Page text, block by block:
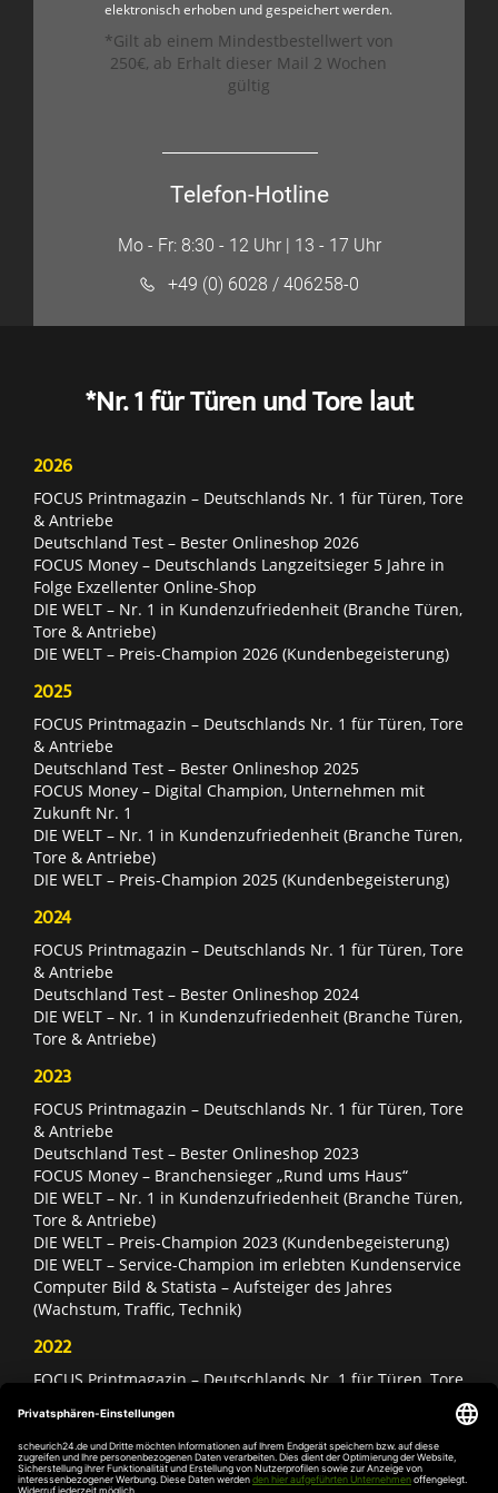
elektronisch erhoben und gespeichert werden.
*Gilt ab einem Mindestbestellwert von
250€, ab Erhalt dieser Mail 2 Wochen
gültig
Telefon-Hotline
Mo - Fr: 8:30 - 12 Uhr | 13 - 17 Uhr
+49 (0) 6028 / 406258-0
*Nr. 1 für Türen und Tore laut
2026
FOCUS Printmagazin – Deutschlands Nr. 1 für Türen, Tore
& Antriebe
Deutschland Test – Bester Onlineshop 2026
FOCUS Money – Deutschlands Langzeitsieger 5 Jahre in
Folge Exzellenter Online-Shop
DIE WELT – Nr. 1 in Kundenzufriedenheit (Branche Türen,
Tore & Antriebe)
DIE WELT – Preis-Champion 2026 (Kundenbegeisterung)
2025
FOCUS Printmagazin – Deutschlands Nr. 1 für Türen, Tore
& Antriebe
Deutschland Test – Bester Onlineshop 2025
FOCUS Money – Digital Champion, Unternehmen mit
Zukunft Nr. 1
DIE WELT – Nr. 1 in Kundenzufriedenheit (Branche Türen,
Tore & Antriebe)
DIE WELT – Preis-Champion 2025 (Kundenbegeisterung)
2024
FOCUS Printmagazin – Deutschlands Nr. 1 für Türen, Tore
& Antriebe
Deutschland Test – Bester Onlineshop 2024
DIE WELT – Nr. 1 in Kundenzufriedenheit (Branche Türen,
Tore & Antriebe)
2023
FOCUS Printmagazin – Deutschlands Nr. 1 für Türen, Tore
& Antriebe
Deutschland Test – Bester Onlineshop 2023
FOCUS Money – Branchensieger „Rund ums Haus“
DIE WELT – Nr. 1 in Kundenzufriedenheit (Branche Türen,
Tore & Antriebe)
DIE WELT – Preis-Champion 2023 (Kundenbegeisterung)
DIE WELT – Service-Champion im erlebten Kundenservice
Computer Bild & Statista – Aufsteiger des Jahres
(Wachstum, Traffic, Technik)
2022
FOCUS Printmagazin – Deutschlands Nr. 1 für Türen, Tore
Deutschland Test – Bester Onlineshop 2022
FOCUS Money – Branchensieger „Rund ums Haus“
DIE WELT – Service-Champion im erlebten Kundenservice